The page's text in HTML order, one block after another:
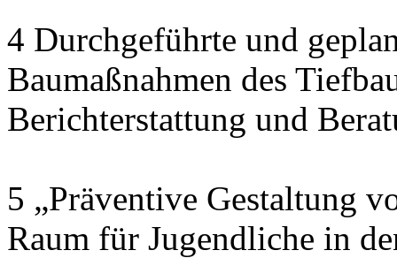
4 Durchgeführte und
Baumaßnahmen des
Berichterstattung und
5 „Präventive Gestaltung
Raum für Jugendliche in